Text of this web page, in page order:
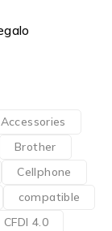
Accessories
Brother
Cellphone
compatible
4.0